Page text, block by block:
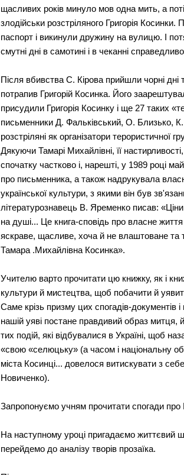
щасливих років минуло мов одна мить, а
злодійськи розстріляного Григорія
паспорт і викинули дружину на вулицю. І
смутні дні в самотині і в чеканні
Після вбивства С. Кірова прийшли чорні дні
потрапив Григорій Косинка. Його
присудили Григорія Косинку і ще 27 таких
письменники Д. Фальківський, О. Близько,
розстріляні як організатори терористичної
Дякуючи Тамарі Михайлівні, її
спочатку частково і, нарешті, у 1989 році
про письменника, а також надрукувала
української культури, з якими він був
літературознавець В. Яременко писав:
на душі... Це книга-сповідь про власне
яскраве, щасливе, хоча й не влаштоване та
Тамара .Михайлівна Косинка».
Учителю варто прочитати цю книжку, як і
культури й мистецтва, щоб побачити й
Саме крізь призму цих спогадів-документів
нашій уяві постане правдивий образ митця,
тих подій, які відбувалися в Україні, щоб
«свою «селюцьку» (а часом і національну
міста Косинці... довелося витискувати з
Новиченко).
Запропонуємо учням прочитати спогади про
На наступному уроці пригадаємо життєвий
перейдемо до аналізу творів прозаїка.